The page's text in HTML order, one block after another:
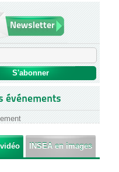
Newsletter
événements
vidéo INSEA en images